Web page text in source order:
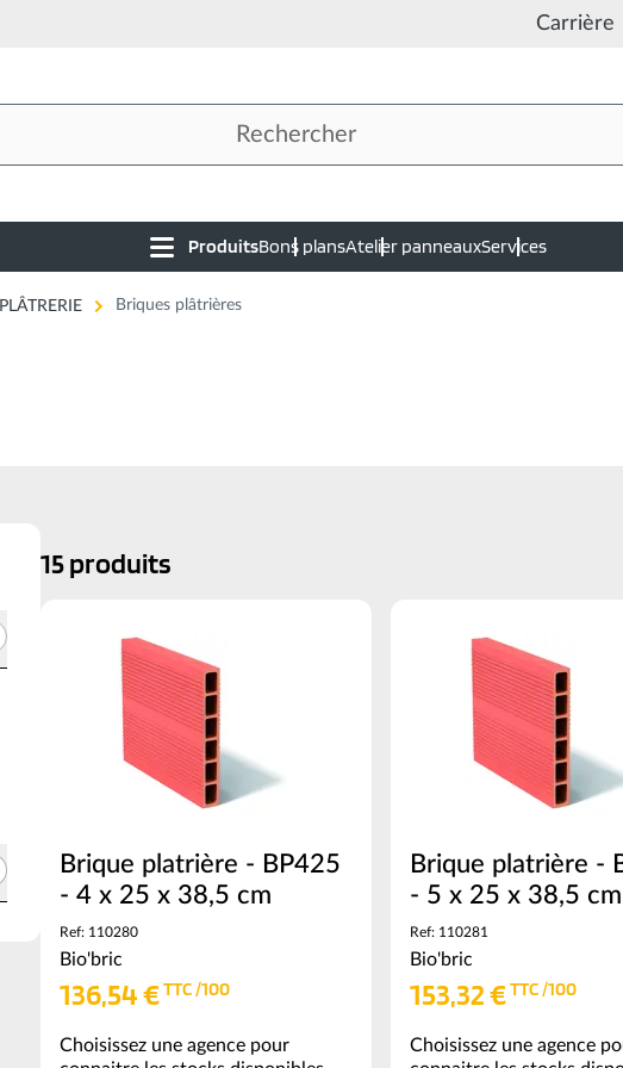
Carrière
Main
navigation
ProduitsBons plansAtelier panneauxServices
PLÂTRERIE Briques plâtrières
15 produits
Brique platrière - BP425
- 4 x 25 x 38,5 cm
Ref: 110280
Bio'bric
136,54 €TTC /100
Choisissez une agence pour
Brique platrière -
- 5 x 25 x 38,5 cm
Ref: 110281
Bio'bric
153,32 €TTC /100
Choisissez une agence